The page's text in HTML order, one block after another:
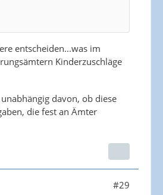
entscheiden...was im
Kinderzuschläge
davon, ob diese
die fest an Ämter
#29